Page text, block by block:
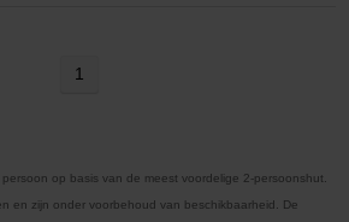
1
op basis van de meest voordelige 2-persoonshut.
en zijn onder voorbehoud van beschikbaarheid. De